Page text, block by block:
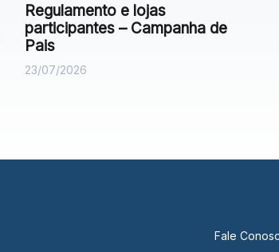
Regulamento e lojas
participantes – Campanha de
Pais
23/07/2026
Fale